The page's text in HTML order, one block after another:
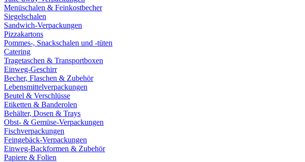
Menüschalen & Feinkostbecher
Siegelschalen
Sandwich-Verpackungen
Pizzakartons
Pommes-, Snackschalen und -tüten
Catering
Tragetaschen & Transportboxen
Einweg-Geschirr
Becher, Flaschen & Zubehör
Lebensmittelverpackungen
Beutel & Verschlüsse
Etiketten & Banderolen
Behälter, Dosen & Trays
Obst- & Gemüse-Verpackungen
Fischverpackungen
Feingebäck-Verpackungen
Einweg-Backformen & Zubehör
Papiere & Folien